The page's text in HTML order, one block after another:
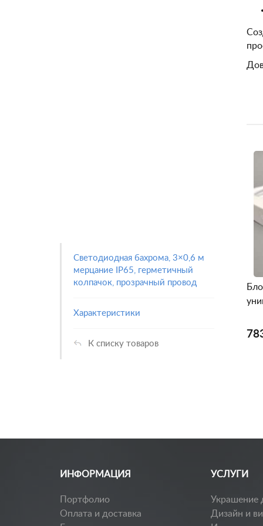
Светодиодная бахрома, 3×0,6 м
мерцание IP65, герметичный
колпачок, прозрачный провод
Характеристики
К списку товаров
ИНФОРМАЦИЯ
Портфолио
Оплата и доставка
УСЛУГИ
Украшение
Дизайн и